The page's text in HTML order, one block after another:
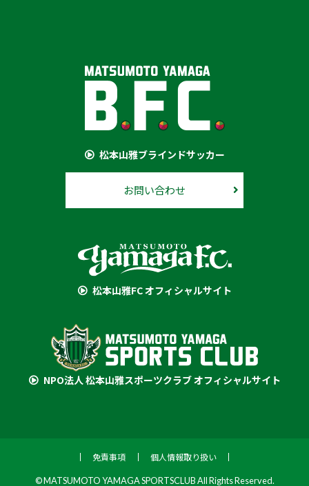
松本山雅ブラインドサッカー
お問い合わせ
松本山雅FC オフィシャルサイト
NPO法人 松本山雅スポーツクラブ オフィシャルサイト
免責事項 個人情報取り扱い
© MATSUMOTO YAMAGA SPORTSCLUB All Rights Reserved.